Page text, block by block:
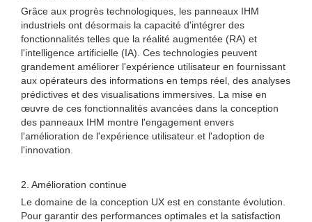
Grâce aux progrès technologiques, les panneaux IHM
industriels ont désormais la capacité d'intégrer des
fonctionnalités telles que la réalité augmentée (RA) et
l'intelligence artificielle (IA). Ces technologies peuvent
grandement améliorer l'expérience utilisateur en fournissant
aux opérateurs des informations en temps réel, des analyses
prédictives et des visualisations immersives. La mise en
œuvre de ces fonctionnalités avancées dans la conception
des panneaux IHM montre l'engagement envers
l'amélioration de l'expérience utilisateur et l'adoption de
l'innovation.
2. Amélioration continue
Le domaine de la conception UX est en constante évolution.
Pour garantir des performances optimales et la satisfaction